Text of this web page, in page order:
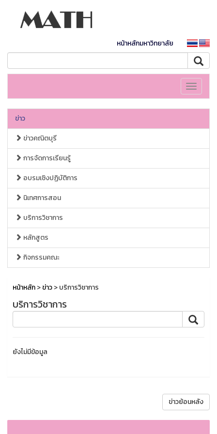
หน้าหลักมหาวิทยาลัย
Toggle
ข่าว
ข่าวคณิตบุรี
การจัดการเรียนรู้
อบรมเชิงปฏิบัติการ
นิเทศการสอน
บริการวิชาการ
หลักสูตร
กิจกรรมคณะ
หน้าหลัก>ข่าว> บริการวิชาการ
บริการวิชาการ
ยังไม่มีข้อมูล
ข่าวย้อนหลัง